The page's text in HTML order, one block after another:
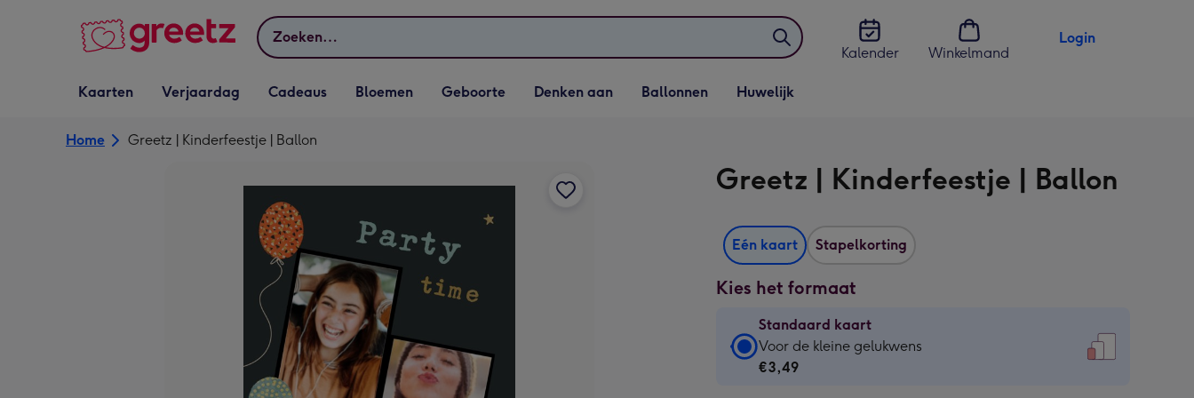
Zoeken
Kalender
Winkelmand
Login
Vervolgkeuzelijst
Kaarten openen
Kaarten
Vervolgkeuzelijst
Verjaardag openen
Verjaardag
Vervolgkeuzelijst
Cadeaus openen
Cadeaus
Vervolgkeuzelijst
Bloemen openen
Bloemen
Vervolgkeuzelijst
Geboorte openen
Geboorte
Vervolgkeuzelijst
Denken aan openen
Denken aan
Vervolgkeuzelijst
Ballonnen openen
Ballonnen
Vervolgkeuzelijst
Huwelijk openen
Huwelijk
Home Greetz | Kinderfeestje | Ballon
Greetz | Kinderfeestje | Ballon
Eén kaart Stapelkorting
Kies het formaat
Standaard kaart
Standaard
kaart
Voor de kleine gelukwens
€3,49